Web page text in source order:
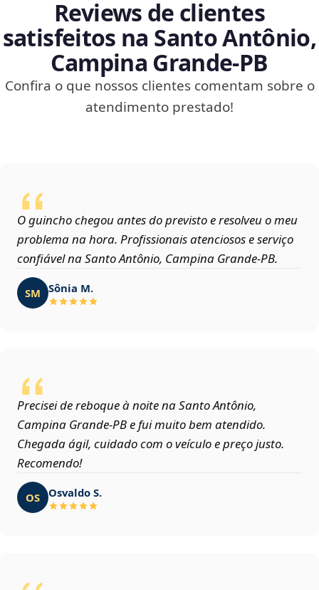
Reviews de clientes
satisfeitos na Santo Antônio,
Campina Grande‑PB
Confira o que nossos clientes comentam sobre o
atendimento prestado!
O guincho chegou antes do previsto e resolveu o meu
problema na hora. Profissionais atenciosos e serviço
confiável na Santo Antônio, Campina Grande‑PB.
SM Sônia M.
Precisei de reboque à noite na Santo Antônio,
Campina Grande‑PB e fui muito bem atendido.
Chegada ágil, cuidado com o veículo e preço justo.
Recomendo!
OS Osvaldo S.